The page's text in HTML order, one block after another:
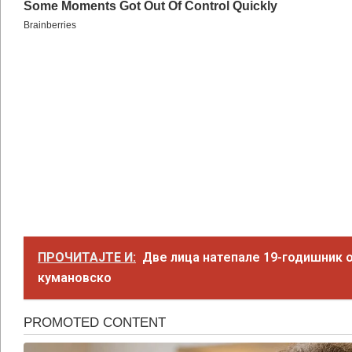
ПРОЧИТАЈТЕ И: Две лица натепале 19-годишник
кумановско